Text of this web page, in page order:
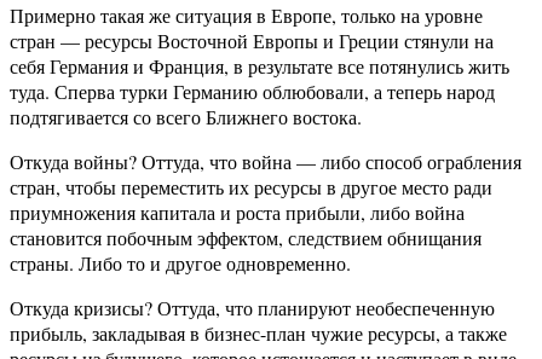
Примерно такая же ситуация в Европе, только на уровне
стран — ресурсы Восточной Европы и Греции стянули на
себя Германия и Франция, в результате все потянулись жить
туда. Сперва турки Германию облюбовали, а теперь народ
подтягивается со всего Ближнего востока.
Откуда войны? Оттуда, что война — либо способ ограбления
стран, чтобы переместить их ресурсы в другое место ради
приумножения капитала и роста прибыли, либо война
становится побочным эффектом, следствием обнищания
страны. Либо то и другое одновременно.
Откуда кризисы? Оттуда, что планируют необеспеченную
прибыль, закладывая в бизнес-план чужие ресурсы, а также